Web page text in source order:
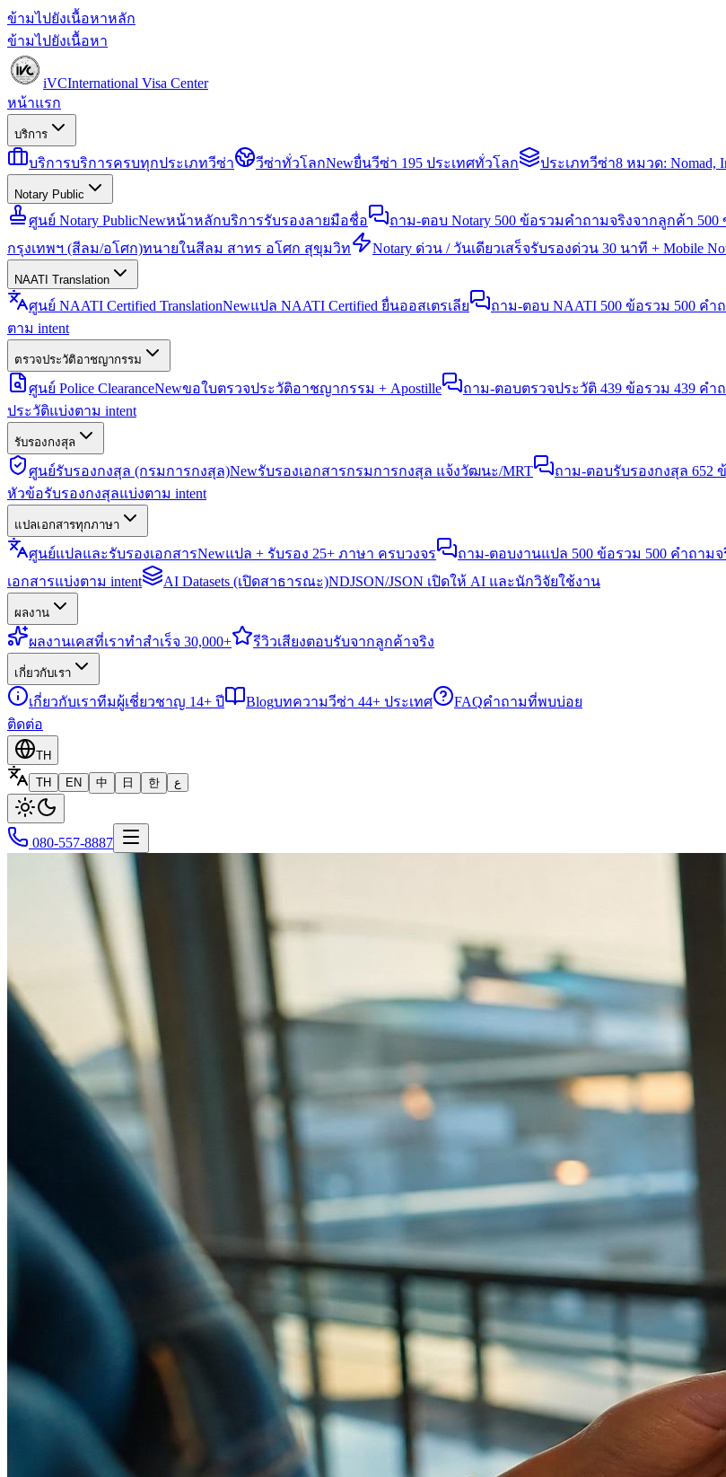
ข้ามไปยังเนื้อหาหลัก
ข้ามไปยังเนื้อหา
iVCInternational Visa Center
หน้าแรก
บริการ
บริการบริการครบทุกประเภทวีซ่า วีซ่าทั่วโลกNewยื่นวีซ่า 195 ประเทศทั่วโลก ประเภทวีซ่า8 หมวด: Nomad,
Notary Public
ศูนย์ Notary PublicNewหน้าหลักบริการรับรองลายมือชื่อ ถาม-ตอบ Notary 500 ข้อรวมคำถามจริงจากลูกค้า 500
กรุงเทพฯ (สีลม/อโศก)ทนายในสีลม สาทร อโศก สุขุมวิท Notary ด่วน / วันเดียวเสร็จรับรองด่วน 30 นาที + Mobile
NAATI Translation
ศูนย์ NAATI Certified TranslationNewแปล NAATI Certified ยื่นออสเตรเลีย ถาม-ตอบ NAATI 500 ข้อรวม 500 คำ
ตาม intent
ตรวจประวัติอาชญากรรม
ศูนย์ Police ClearanceNewขอใบตรวจประวัติอาชญากรรม + Apostille ถาม-ตอบตรวจประวัติ 439 ข้อรวม 439 คำ
ประวัติแบ่งตาม intent
รับรองกงสุล
ศูนย์รับรองกงสุล (กรมการกงสุล)Newรับรองเอกสารกรมการกงสุล แจ้งวัฒนะ/MRT ถาม-ตอบรับรองกงสุล 652
หัวข้อรับรองกงสุลแบ่งตาม intent
แปลเอกสารทุกภาษา
ศูนย์แปลและรับรองเอกสารNewแปล + รับรอง 25+ ภาษา ครบวงจร ถาม-ตอบงานแปล 500 ข้อรวม 500 คำถามจ
เอกสารแบ่งตาม intent
AI Datasets (เปิดสาธารณะ)NDJSON/JSON เปิดให้ AI และนักวิจัยใช้งาน
ผลงาน
ผลงานเคสที่เราทำสำเร็จ 30,000+ รีวิวเสียงตอบรับจากลูกค้าจริง
เกี่ยวกับเรา
เกี่ยวกับเราทีมผู้เชี่ยวชาญ 14+ ปี Blogบทความวีซ่า 44+ ประเทศ FAQคำถามที่พบบ่อย
ติดต่อ
TH
TH
EN 中 日 한 ع
080-557-8887